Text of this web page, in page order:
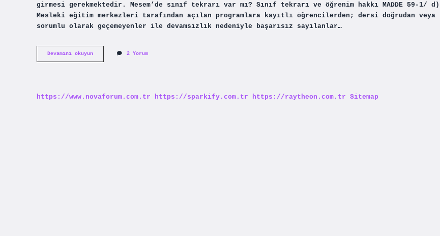
girmesi gerekmektedir. Mesem’de sınıf tekrarı var mı? Sınıf tekrarı ve öğrenim hakkı MADDE 59-1/ d)
Mesleki eğitim merkezleri tarafından açılan programlara kayıtlı öğrencilerden; dersi doğrudan veya
sorumlu olarak geçemeyenler ile devamsızlık nedeniyle başarısız sayılanlar…
Devamını okuyunMesleki
Ve
Var
2 Yorum
https://www.novaforum.com.tr https://sparkify.com.tr https://raytheon.com.tr Sitemap